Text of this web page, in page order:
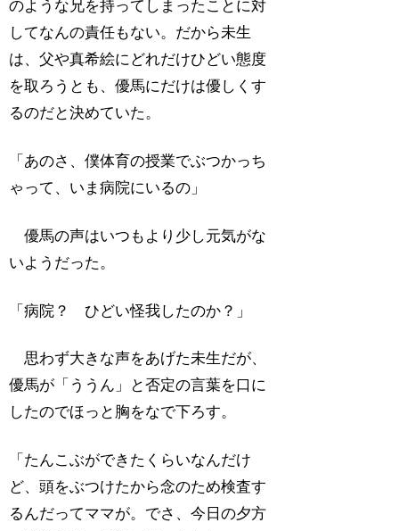
のような兄を持ってしまったことに対
してなんの責任もない。だから未生
は、父や真希絵にどれだけひどい態度
を取ろうとも、優馬にだけは優しくす
るのだと決めていた。
「あのさ、僕体育の授業でぶつかっち
ゃって、いま病院にいるの」
優馬の声はいつもより少し元気がな
いようだった。
「病院？ ひどい怪我したのか？」
思わず大きな声をあげた未生だが、
優馬が「ううん」と否定の言葉を口に
したのでほっと胸をなで下ろす。
「たんこぶができたくらいなんだけ
ど、頭をぶつけたから念のため検査す
るんだってママが。でさ、今日の夕方